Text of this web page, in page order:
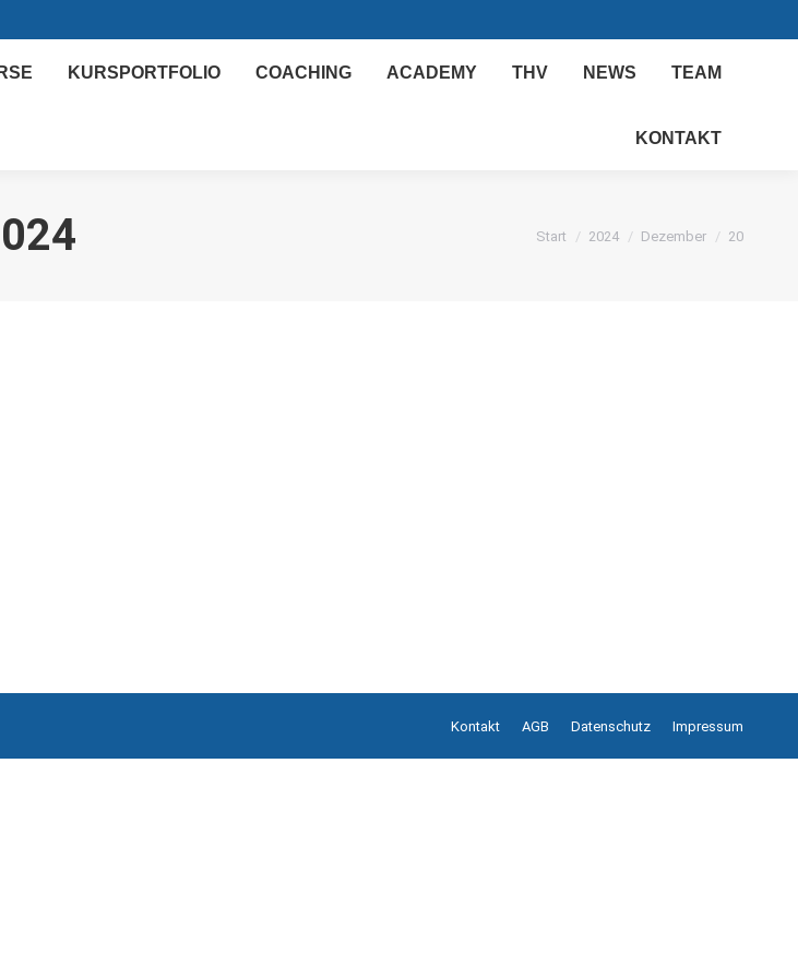
KURSPORTFOLIO COACHING ACADEMY THV NEWS TEAM
KONTAKT
Sie befinden sich hier:
Start 2024 Dezember 20
Kontakt AGB Datenschutz Impressum